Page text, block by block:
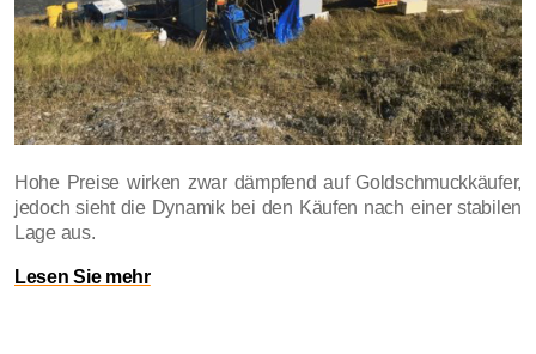
Hohe Preise wirken zwar dämpfend auf Goldschmuckkäufer,
jedoch sieht die Dynamik bei den Käufen nach einer stabilen
Lage aus.
Lesen Sie mehr